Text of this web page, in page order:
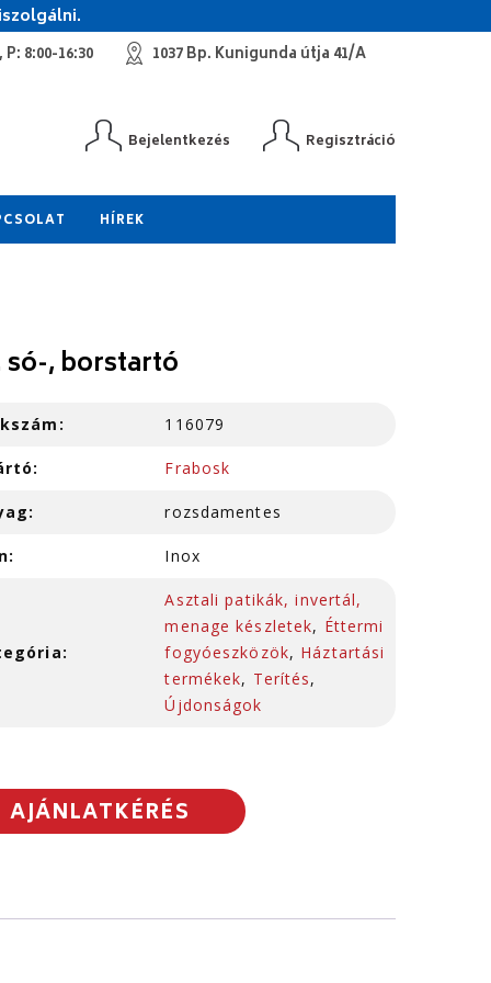
8:00-16:30 1037 Bp. Kunigunda útja 41/A
Bejelentkezés Regisztráció
HÍREK
só-, borstartó
116079
Frabosk
rozsdamentes
Inox
Asztali patikák, invertál,
menage készletek, Éttermi
fogyóeszközök, Háztartási
termékek, Terítés,
Újdonságok
AJÁNLATKÉRÉS